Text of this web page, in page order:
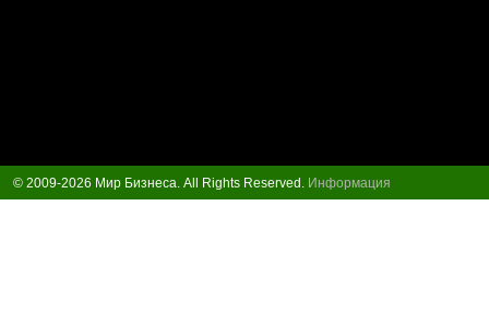
© 2009-2026 Мир Бизнеса. All Rights Reserved. Информация